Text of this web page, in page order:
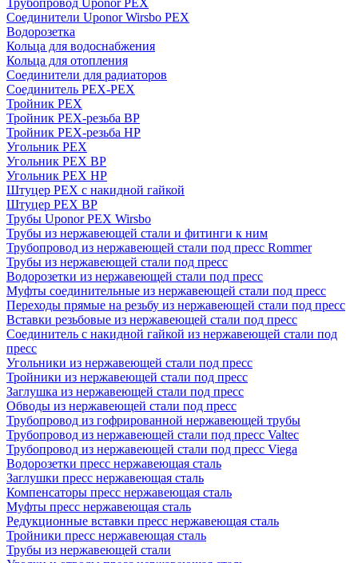
Соединители Uponor Wirsbo PEX
Водорозетка
Кольца для водоснабжения
Кольца для отопления
Соединители для радиаторов
Соединитель PEX-PEX
Тройник PEX
Тройник PEX-резьба ВР
Тройник PEX-резьба НР
Угольник PEX
Угольник PEX ВР
Угольник PEX НР
Штуцер PEX c накидной гайкой
Штуцер PEX ВР
Трубы Uponor PEX Wirsbo
Трубы из нержавеющей стали и фитинги к ним
Трубопровод из нержавеющей стали под пресс Rommer
Трубы из нержавеющей стали под пресс
Водорозетки из нержавеющей стали под пресс
Муфты соединительные из нержавеющей стали под пресс
Переходы прямые на резьбу из нержавеющей стали под пресс
Вставки резьбовые из нержавеющей стали под пресс
Соединитель с накидной гайкой из нержавеющей стали под
пресс
Угольники из нержавеющей стали под пресс
Тройники из нержавеющей стали под пресс
Заглушка из нержавеющей стали под пресс
Обводы из нержавеющей стали под пресс
Трубопровод из гофрированной нержавеющей трубы
Трубопровод из нержавеющей стали под пресс Valtec
Трубопровод из нержавеющей стали под пресс Viega
Водорозетки пресс нержавеющая сталь
Заглушки пресс нержавеющая сталь
Компенсаторы пресс нержавеющая сталь
Муфты пресс нержавеющая сталь
Редукционные вставки пресс нержавеющая сталь
Тройники пресс нержавеющая сталь
Трубы из нержавеющей стали